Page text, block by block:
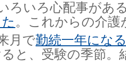
ろいろ心配事があ
。これからの介護
月で勤続一年にな
ると、受験の季節。